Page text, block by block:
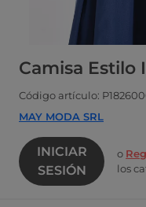
Camisa Estilo
Código artículo:
MAY MODA SRL
INICIAR
SESIÓN
o
los